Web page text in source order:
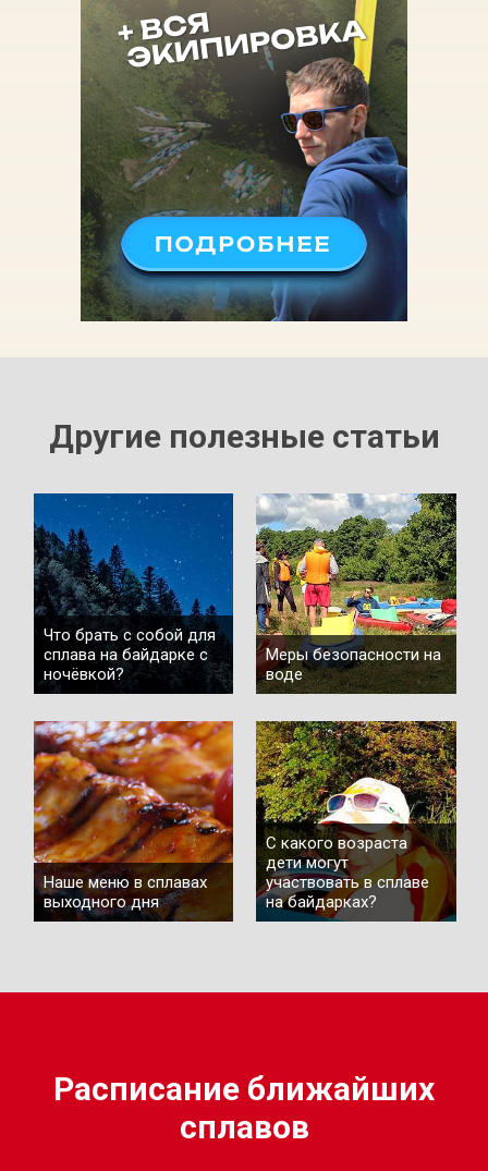
Другие полезные статьи
Что брать с собой для
сплава на байдарке с
ночёвкой?
Меры безопасности на
воде
Наше меню в сплавах
выходного дня
С какого возраста
дети могут
участвовать в сплаве
на байдарках?
Расписание ближайших
сплавов